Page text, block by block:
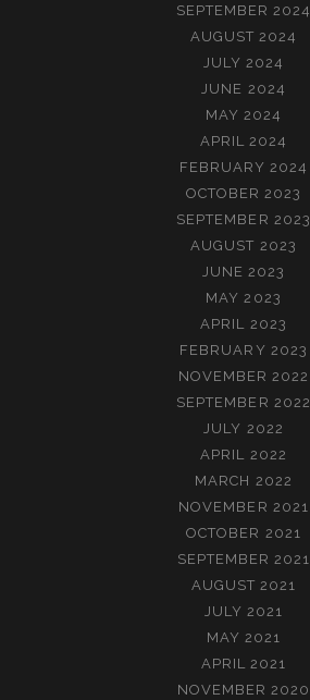
SEPTEMBER 2024
AUGUST 2024
JULY 2024
JUNE 2024
MAY 2024
APRIL 2024
FEBRUARY 2024
OCTOBER 2023
SEPTEMBER 2023
AUGUST 2023
JUNE 2023
MAY 2023
APRIL 2023
FEBRUARY 2023
NOVEMBER 2022
SEPTEMBER 2022
JULY 2022
APRIL 2022
MARCH 2022
NOVEMBER 2021
OCTOBER 2021
SEPTEMBER 2021
AUGUST 2021
JULY 2021
MAY 2021
APRIL 2021
NOVEMBER 2020